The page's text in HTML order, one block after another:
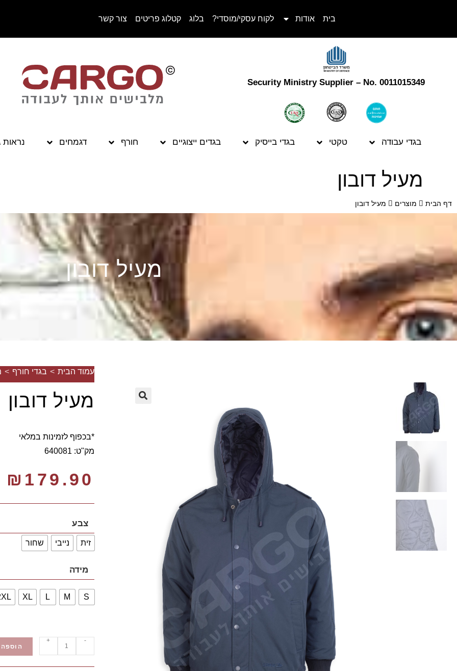
בית אודות לקוח עסקי/מוסדי? בלוג קטלוג פריטים צור קשר
Security Ministry Supplier – No. 0011015349
בגדי עבודה טקטי בגדי בייסיק בגדים ייצוגיים חורף דגמחים נראות
מעיל דובון
דף הבית מוצרים מעיל דובון
מעיל דובון
עמוד הבית > בגדי חורף >
מעיל דובון
*בכפוף לזמינות במלאי
מק"ט: 640081
₪ 179.90
צבע
זית נייבי שחור
מידה
S
M
L
XL
-
+